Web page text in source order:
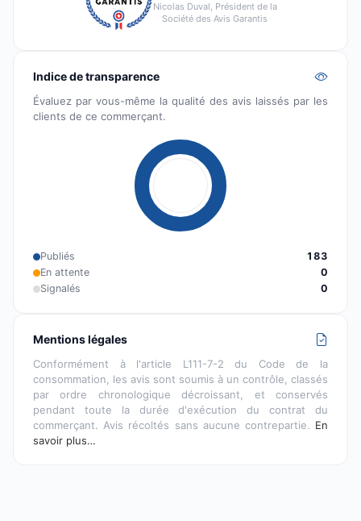
Nicolas Duval, Président de la
Société des Avis Garantis
Indice de transparence
Évaluez par vous-même la qualité des avis laissés par les
clients de ce commerçant.
Publiés
183
En attente
0
Signalés
0
Mentions légales
Conformément à l'article L111-7-2 du Code de la
consommation, les avis sont soumis à un contrôle, classés
par ordre chronologique décroissant, et conservés
pendant toute la durée d'exécution du contrat du
commerçant. Avis récoltés sans aucune contrepartie. En
savoir plus…